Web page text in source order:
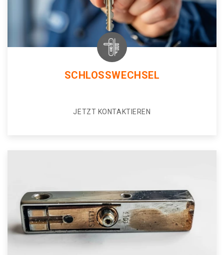
SCHLOSSWECHSEL
JETZT KONTAKTIEREN